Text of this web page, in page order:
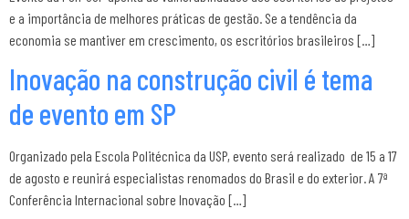
e a importância de melhores práticas de gestão. Se a tendência da
economia se mantiver em crescimento, os escritórios brasileiros […]
Inovação na construção civil é tema
de evento em SP
Organizado pela Escola Politécnica da USP, evento será realizado de 15 a 17
de agosto e reunirá especialistas renomados do Brasil e do exterior. A 7ª
Conferência Internacional sobre Inovação […]